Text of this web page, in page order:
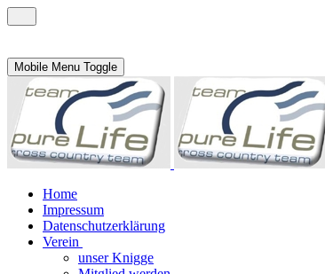
Mobile Menu Toggle
Home
Impressum
Datenschutzerklärung
Verein
unser Knigge